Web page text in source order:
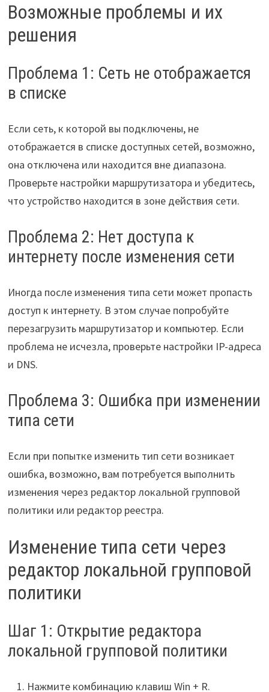
Возможные проблемы и их
решения
Проблема 1: Сеть не отображается
в списке
Если сеть, к которой вы подключены, не
отображается в списке доступных сетей, возможно,
она отключена или находится вне диапазона.
Проверьте настройки маршрутизатора и убедитесь,
что устройство находится в зоне действия сети.
Проблема 2: Нет доступа к
интернету после изменения сети
Иногда после изменения типа сети может пропасть
доступ к интернету. В этом случае попробуйте
перезагрузить маршрутизатор и компьютер. Если
проблема не исчезла, проверьте настройки IP-адреса
и DNS.
Проблема 3: Ошибка при изменении
типа сети
Если при попытке изменить тип сети возникает
ошибка, возможно, вам потребуется выполнить
изменения через редактор локальной групповой
политики или редактор реестра.
Изменение типа сети через
редактор локальной групповой
политики
Шаг 1: Открытие редактора
локальной групповой политики
Нажмите комбинацию клавиш Win + R.